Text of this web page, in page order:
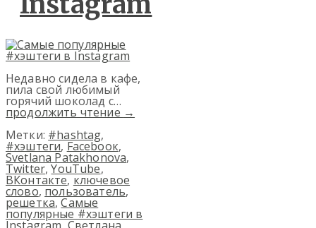
Недавно сидела в кафе,
пила свой любимый
горячий шоколад с…
продолжить чтение →
Метки: #hashtag,
#хэштеги, Facebooк,
Svetlana Patakhonova,
Twitter,YouTube,
ВКонтакте, ключевое
слово, пользователь,
решетка,Самые
популярные #хэштеги в